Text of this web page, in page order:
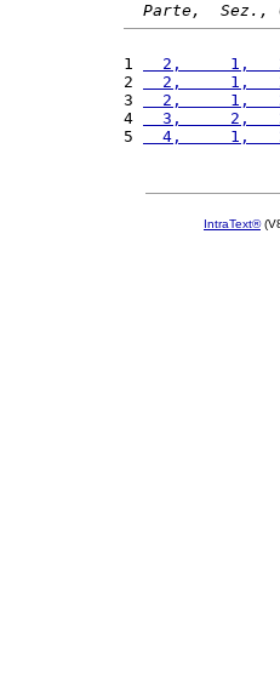
Parte,  Sez.,
1
2,     1,
2
2,     1,
3
2,     1,
4
3,     2,
5
4,     1,
IntraText®